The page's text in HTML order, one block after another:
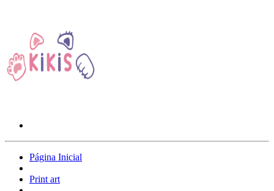
Página Inicial
Print art